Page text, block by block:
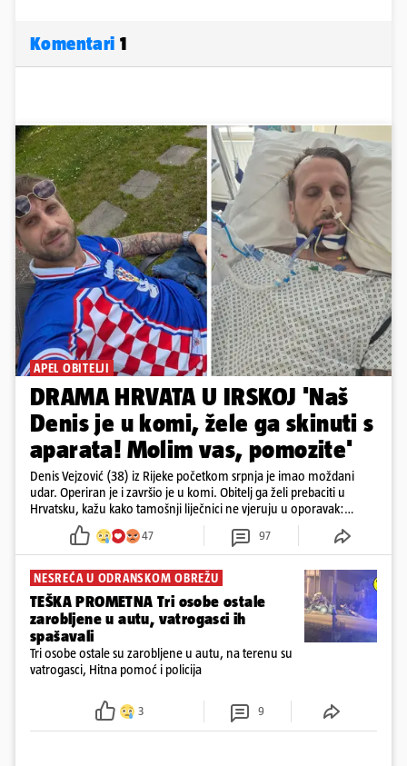
Komentari 1
APEL OBITELJI
DRAMA HRVATA U IRSKOJ 'Naš
Denis je u komi, žele ga skinuti s
aparata! Molim vas, pomozite'
Denis Vejzović (38) iz Rijeke početkom srpnja je imao moždani
udar. Operiran je i završio je u komi. Obitelj ga želi prebaciti u
Hrvatsku, kažu kako tamošnji liječnici ne vjeruju u oporavak:
'Imamo 72 sata'
47 97
NESREĆA U ODRANSKOM OBREŽU
TEŠKA PROMETNA Tri osobe ostale
zarobljene u autu, vatrogasci ih
spašavali
Tri osobe ostale su zarobljene u autu, na terenu su
vatrogasci, Hitna pomoć i policija
3 9